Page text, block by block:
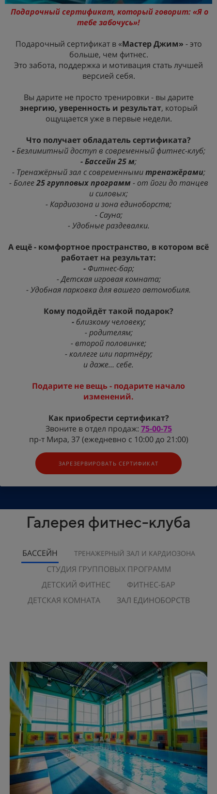
Подарочный сертификат, который говорит: «Я о
тебе забочусь»!
Подарочный сертификат в «Мастер Джим» - это
больше, чем фитнес.
Это забота, поддержка и мотивация стать лучшей
версией себя.
Вы дарите не просто тренировки - вы дарите
энергию, уверенность и результат, который
ощущается уже в первые недели.
Что получает обладатель сертификата?
- Безлимитный доступ в современный фитнес-клуб;
- Бассейн 25 м;
- Тренажёрный зал с современнымитренажёрами;
- Более25 групповых программ- от йоги до танцев
и силовых;
- Кардиозона и зона единоборств;
- Сауна;
- Удобные раздевалки.
А ещё - комфортное пространство, в котором всё
работает на результат:
- Фитнес-бар;
- Детская игровая комната;
- Удобная парковка для вашего автомобиля.
Кому подойдёт такой подарок?
- близкому человеку;
- родителям;
- второй половинке;
- коллеге или партнёру;
и даже… себе.
Подарите не вещь - подарите начало
изменений.
Как приобрести сертификат?
Звоните в отдел продаж: 75-00-75
пр-т Мира, 37 (ежедневно с 10:00 до 21:00)
ЗАРЕЗЕРВИРОВАТЬ СЕРТИФИКАТ
Галерея фитнес-клуба
БАССЕЙН ТРЕНАЖЕРНЫЙ ЗАЛ И КАРДИОЗОНА
СТУДИЯ ГРУППОВЫХ ПРОГРАММ
ДЕТСКИЙ ФИТНЕС
ФИТНЕС-БАР
ДЕТСКАЯ КОМНАТА
ЗАЛ ЕДИНОБОРСТВ